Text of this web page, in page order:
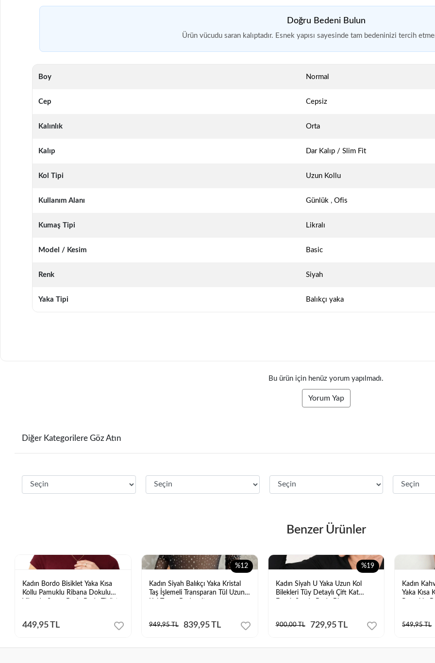
Doğru Bedeni Bulun
Ürün vücudu saran kalıptadır. Esnek yapısı sayesinde tam bedeninizi tercih
Boy Normal
Cep Cepsiz
Kalınlık Orta
Kalıp Dar Kalıp / Slim Fit
Kol Tipi Uzun Kollu
Kullanım Alanı Günlük ,Ofis
Kumaş Tipi Likralı
Model / Kesim Basic
Renk Siyah
Yaka Tipi Balıkçı yaka
Bu ürün için henüz yorum yapılmadı.
Yorum Yap
Diğer Kategorilere Göz Atın
Benzer Ürünler
Kadın Bordo Bisiklet Yaka Kısa
Kollu Pamuklu Ribana Dokulu
449,95 TL
%12
Kadın Siyah Balıkçı Yaka Kristal
Taş İşlemeli Transparan Tül Uzun
949,95 TL 839,95 TL
%19
Kadın Siyah U Yaka Uzun Kol
Bilekleri Tüy Detaylı Çift Kat
900,00 TL 729,95 TL
Kadın
Yaka Kısa
549,95 TL